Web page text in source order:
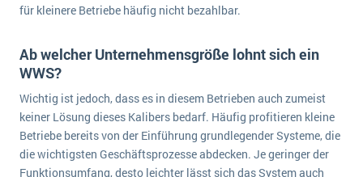
für kleinere Betriebe häufig nicht bezahlbar.
Ab welcher Unternehmensgröße lohnt sich ein
WWS?
Wichtig ist jedoch, dass es in diesem Betrieben auch zumeist
keiner Lösung dieses Kalibers bedarf. Häufig profitieren kleine
Betriebe bereits von der Einführung grundlegender Systeme, die
die wichtigsten Geschäftsprozesse abdecken. Je geringer der
Funktionsumfang, desto leichter lässt sich das System auch